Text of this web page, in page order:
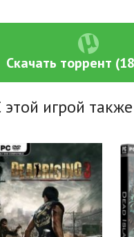
Скачать торрент
этой игрой